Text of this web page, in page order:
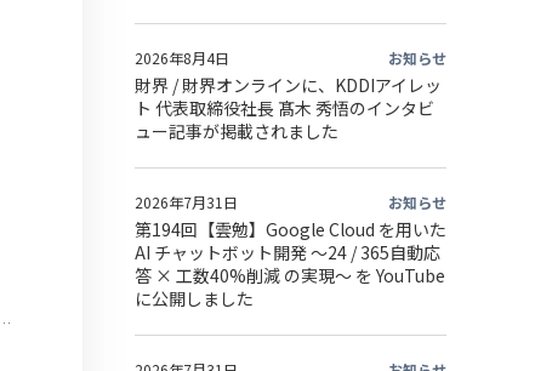
2026年8月4日 お知らせ
財界 / 財界オンラインに、KDDIアイレッ
ト 代表取締役社長 髙木 秀悟のインタビ
ュー記事が掲載されました
2026年7月31日 お知らせ
第194回【雲勉】Google Cloud を用いた
AI チャットボット開発 〜24 / 365自動応
答 × 工数40%削減 の実現〜 を YouTube
に公開しました